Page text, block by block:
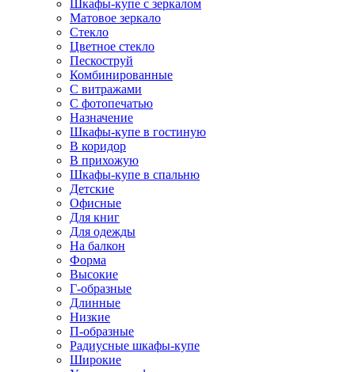
Шкафы-купе с зеркалом
Матовое зеркало
Стекло
Цветное стекло
Пескоструй
Комбинированные
С витражами
С фотопечатью
Назначение
Шкафы-купе в гостиную
В коридор
В прихожую
Шкафы-купе в спальню
Детские
Офисные
Для книг
Для одежды
На балкон
Форма
Высокие
Г-образные
Длинные
Низкие
П-образные
Радиусные шкафы-купе
Широкие